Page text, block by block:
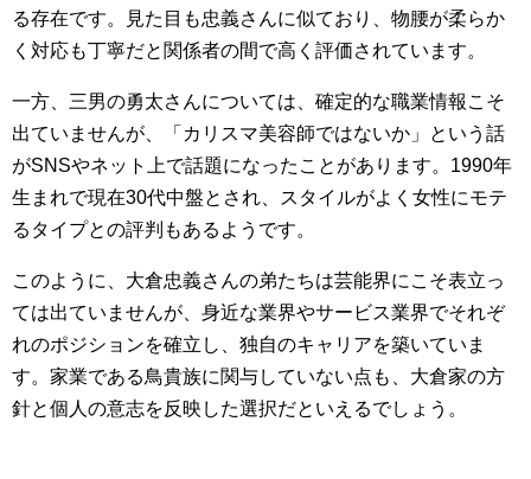
る存在です。見た目も忠義さんに似ており、物腰が柔らか
く対応も丁寧だと関係者の間で高く評価されています。
一方、三男の勇太さんについては、確定的な職業情報こそ
出ていませんが、「カリスマ美容師ではないか」という話
がSNSやネット上で話題になったことがあります。1990年
生まれで現在30代中盤とされ、スタイルがよく女性にモテ
るタイプとの評判もあるようです。
このように、大倉忠義さんの弟たちは芸能界にこそ表立っ
ては出ていませんが、身近な業界やサービス業界でそれぞ
れのポジションを確立し、独自のキャリアを築いていま
す。家業である鳥貴族に関与していない点も、大倉家の方
針と個人の意志を反映した選択だといえるでしょう。